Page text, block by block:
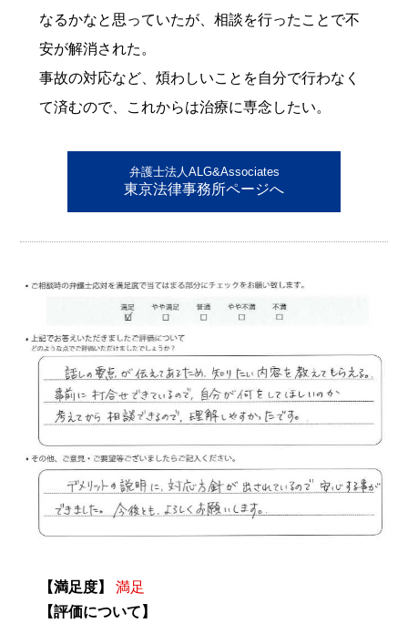
なるかなと思っていたが、相談を行ったことで不
安が解消された。
事故の対応など、煩わしいことを自分で行わなく
て済むので、これからは治療に専念したい。
弁護士法人ALG&Associates
東京法律事務所ページへ
【満足度】
満足
【評価について】